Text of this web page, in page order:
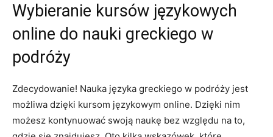
Wybieranie kursów językowych
online do nauki greckiego ⁤w
podróży
Zdecydowanie! Nauka ⁣języka greckiego w podróży jest
możliwa dzięki kursom językowym online. Dzięki nim
⁣możesz kontynuować swoją naukę bez względu ⁢na​ to,